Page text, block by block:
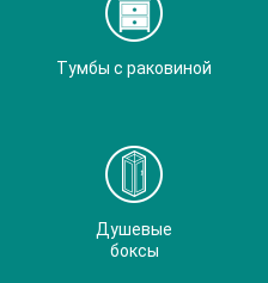
Тумбы с раковиной
Душевые
боксы